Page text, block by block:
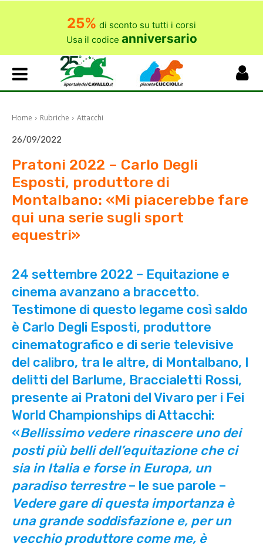
25% di sconto su tutti i corsi
Usa il codice anniversario
Home Rubriche Attacchi
26/09/2022
Pratoni 2022 – Carlo Degli
Esposti, produttore di
Montalbano: «Mi piacerebbe fare
qui una serie sugli sport
equestri»
24 settembre 2022 – Equitazione e
cinema avanzano a braccetto.
Testimone di questo legame così saldo
è Carlo Degli Esposti, produttore
cinematografico e di serie televisive
del calibro, tra le altre, di Montalbano, I
delitti del Barlume, Braccialetti Rossi,
presente ai Pratoni del Vivaro per i Fei
World Championships di Attacchi:
«Bellissimo vedere rinascere uno dei
posti più belli dell’equitazione che ci
sia in Italia e forse in Europa, un
paradiso terrestre– le sue parole –
Vedere gare di questa importanza è
una grande soddisfazione e, per un
vecchio produttore come me, è